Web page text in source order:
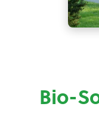
Bio-